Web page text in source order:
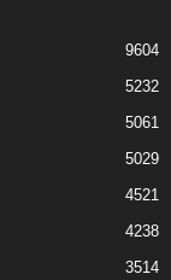
9604
5232
5061
5029
4521
4238
3514